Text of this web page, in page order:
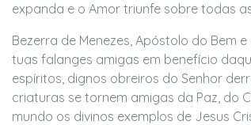
expanda e o Amor triunfe sobre todas
Bezerra de Menezes, Apóstolo do Bem
tuas falanges amigas em benefício
espíritos, dignos obreiros do Senhor
criaturas se tornem amigas da Paz, do
mundo os divinos exemplos de Jesus